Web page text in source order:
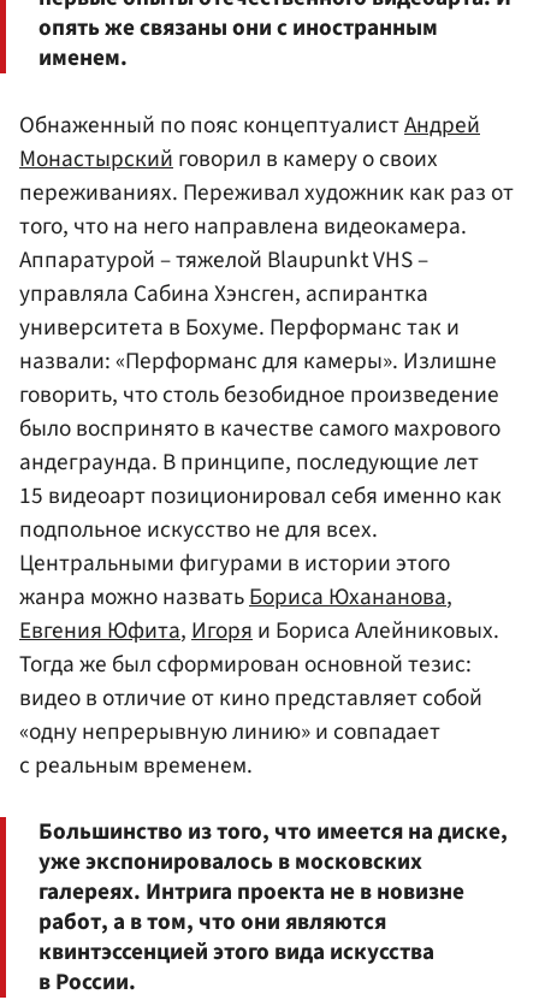
опять же связаны они с иностранным
именем.
Обнаженный по пояс концептуалистАндрей
Монастырскийговорил в камеру о своих
переживаниях. Переживал художник как раз от
того, что на него направлена видеокамера.
Аппаратурой – тяжелой Blaupunkt VHS –
управляла Сабина Хэнсген, аспирантка
университета в Бохуме. Перформанс так и
назвали: «Перформанс для камеры». Излишне
говорить, что столь безобидное произведение
было воспринято в качестве самого махрового
андеграунда. В принципе, последующие лет
15 видеоарт позиционировал себя именно как
подпольное искусство не для всех.
Центральными фигурами в истории этого
жанра можно назватьБориса Юхананова,
Евгения Юфита,Игоряи Бориса Алейниковых.
Тогда же был сформирован основной тезис:
видео в отличие от кино представляет собой
«одну непрерывную линию» и совпадает
с реальным временем.
Большинство из того, что имеется на диске,
уже экспонировалось в московских
галереях. Интрига проекта не в новизне
работ, а в том, что они являются
квинтэссенцией этого вида искусства
в России.